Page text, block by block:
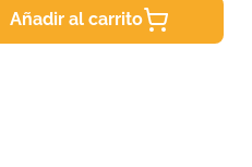
Añadir al carrito